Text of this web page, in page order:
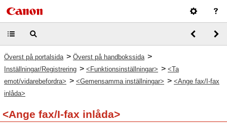
Överst på portalsida > Överst på handbokssida >
Inställningar/Registrering > <Funktionsinställningar> > <Ta
emot/vidarebefordra> > <Gemensamma inställningar> > <Ange fax/I-fax
inlåda>
<Ange fax/I-fax inlåda>